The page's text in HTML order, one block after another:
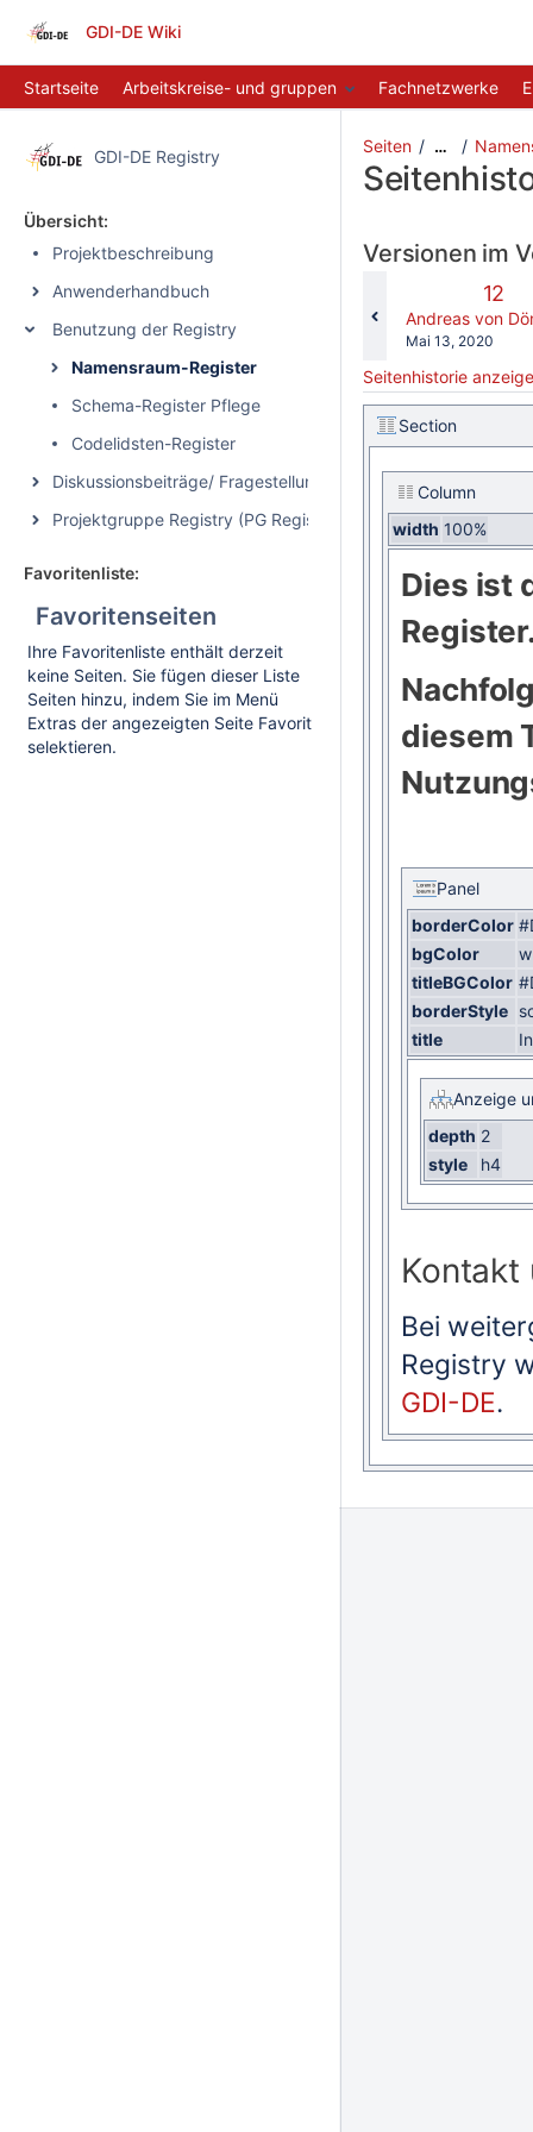
GDI-DE Wiki
Startseite Arbeitskreise- und gruppen Fachnetzwerke
GDI-DE Registry
Übersicht:
Projektbeschreibung
Anwenderhandbuch
Benutzung der Registry
Namensraum-Register
Schema-Register Pflege
Codelidsten-Register
Diskussionsbeiträge/ Fragestellungen
Projektgruppe Registry (PG Registry)
Favoritenliste:
Favoritenseiten
Ihre Favoritenliste enthält derzeit
keine Seiten. Sie fügen dieser Liste
Seiten hinzu, indem Sie im Menü
Extras der angezeigten Seite Favorit
selektieren.
Seiten …
Versionen im
Alte
12
Andreas von
Gespeichert
Mai 13, 2020
Seitenhistorie
Section
Column
width 100%
Dies ist
diesem
Panel
borderColor
bgColor
titleBGColor
borderStyle
title
Anzeige
depth 2
style
h4
Kontakt
Bei
Registry
GDI-DE.